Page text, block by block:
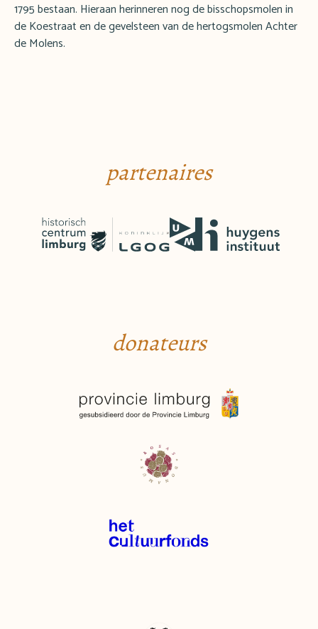
1795 bestaan. Hieraan herinneren nog de bisschopsmolen in
de Koestraat en de gevelsteen van de hertogsmolen Achter
de Molens.
partenaires
donateurs